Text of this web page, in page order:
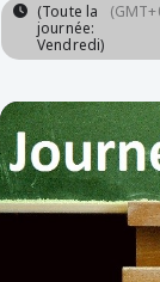
(Toute la
journée:
Vendredi)